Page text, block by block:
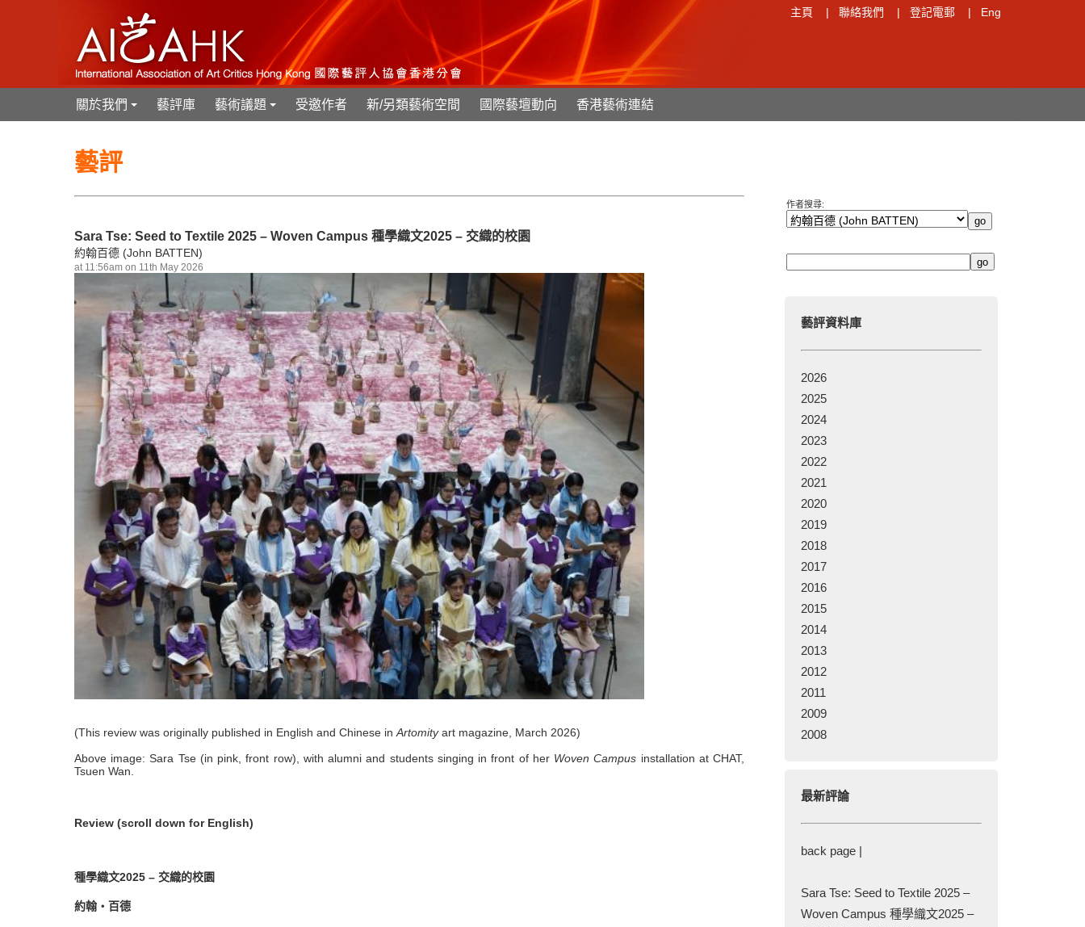
主頁 | 聯絡我們 | 登記電郵 | Eng
+
關於我們 藝評庫
+
藝術議題 受邀作者 新/另類藝術空間 國際藝壇動向 香港藝術連結
藝評
Sara Tse: Seed to Textile 2025 – Woven Campus 種學織文2025 – 交織的校園
約翰百德 (John BATTEN)
at 11:56am on 11th May 2026
(This review was originally published in English and Chinese inArtomityart magazine, March 2026)
Above image: Sara Tse (in pink, front row), with alumni and students singing in front of her Woven Campus installation at CHAT,
Tsuen Wan.
Review (scroll down for English)
種學織文2025 – 交織的校園
約翰・百德
作者搜尋:
藝評資料庫
2026
2025
2024
2023
2022
2021
2020
2019
2018
2017
2016
2015
2014
2013
2012
2011
2009
2008
最新評論
back page |
Sara Tse: Seed to Textile 2025 –
Woven Campus 種學織文2025 –